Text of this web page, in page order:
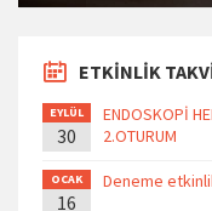
ETKİNLİK
EYLÜL
30
ENDOSKOPİ
2.OTURUM
OCAK
16
Deneme